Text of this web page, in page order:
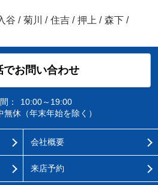
谷 / 菊川 / 住吉 / 押上 / 森下 /
でお問い合わせ
：
10:00～19:00
無休（年末年始を除く）
会社概要
来店予約